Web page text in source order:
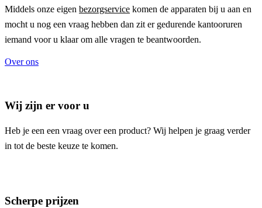
Middels onze eigen bezorgservice komen de apparaten bij u aan en
mocht u nog een vraag hebben dan zit er gedurende kantooruren
iemand voor u klaar om alle vragen te beantwoorden.
Over ons
Wij zijn er voor u
Heb je een een vraag over een product? Wij helpen je graag verder
in tot de beste keuze te komen.
Scherpe prijzen